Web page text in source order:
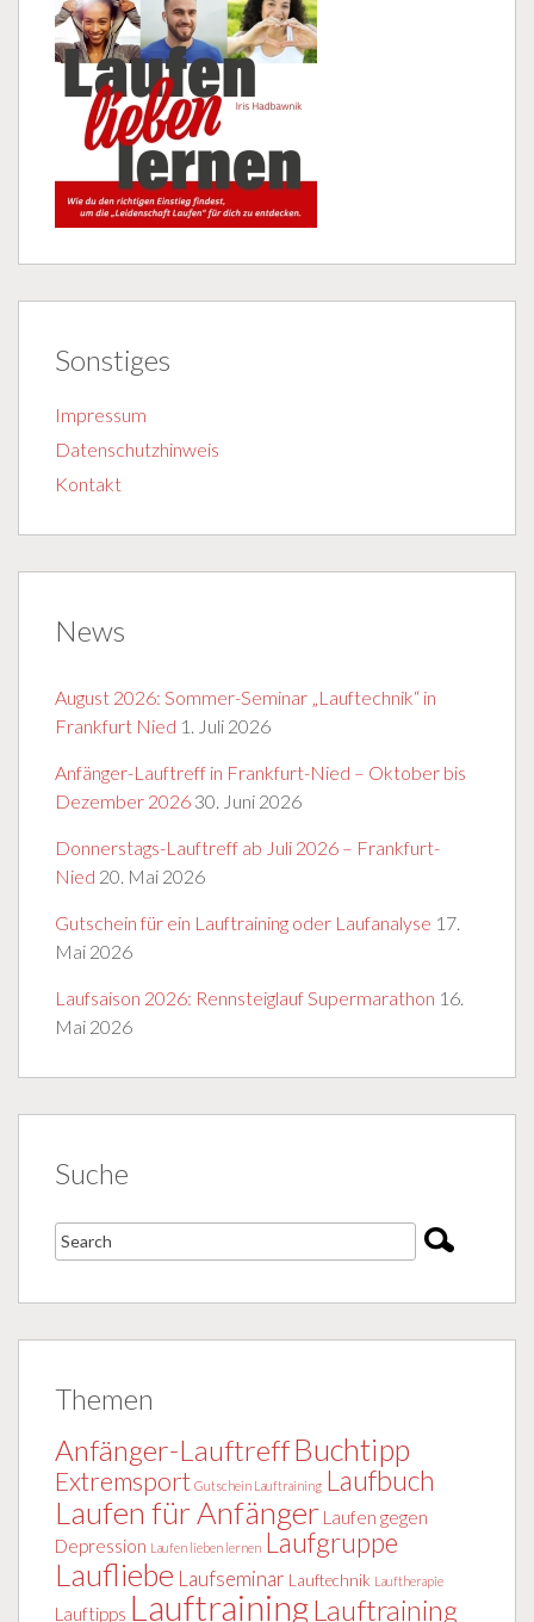
Sonstiges
Impressum
Datenschutzhinweis
Kontakt
News
August 2026: Sommer-Seminar „Lauftechnik“ in
Frankfurt Nied 1. Juli 2026
Anfänger-Lauftreff in Frankfurt-Nied – Oktober bis
Dezember 2026 30. Juni 2026
Donnerstags-Lauftreff ab Juli 2026 – Frankfurt-
Nied 20. Mai 2026
Gutschein für ein Lauftraining oder Laufanalyse 17.
Mai 2026
Laufsaison 2026: Rennsteiglauf Supermarathon 16.
Mai 2026
Suche
Themen
Anfänger-LauftreffBuchtipp
Extremsport Gutschein Lauftraining Laufbuch
Laufen für Anfänger Laufen gegen
Depression Laufen lieben lernen Laufgruppe
Laufliebe Laufseminar Lauftechnik Lauftherapie
Lauftipps LauftrainingLauftraining